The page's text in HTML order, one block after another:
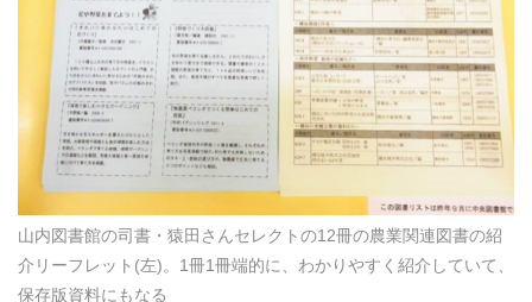
山内図書館の司書・猿田さんセレクトの12冊の農業関連図書の紹
介リーフレット(左)。1冊1冊端的に、わかりやすく紹介していて、
保存版資料にもなる